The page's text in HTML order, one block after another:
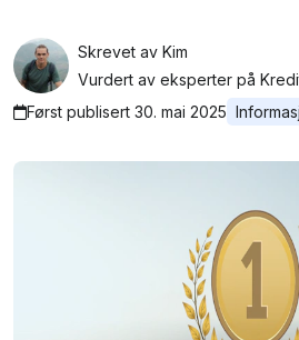
Skrevet av Kim
Vurdert av eksperter på
Først publisert 30. mai 2025